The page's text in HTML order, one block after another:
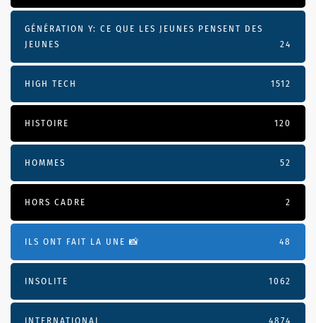
GÉNÉRATION Y: CE QUE LES JEUNES PENSENT DES
JEUNES
24
HIGH TECH 1512
HISTOIRE 120
HOMMES 52
HORS CADRE 2
ILS ONT FAIT LA UNE 📸 48
INSOLITE 1062
INTERNATIONAL 4874